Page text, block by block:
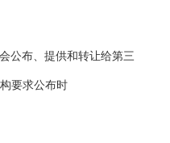
公布、提供和转让给第三
要求公布时